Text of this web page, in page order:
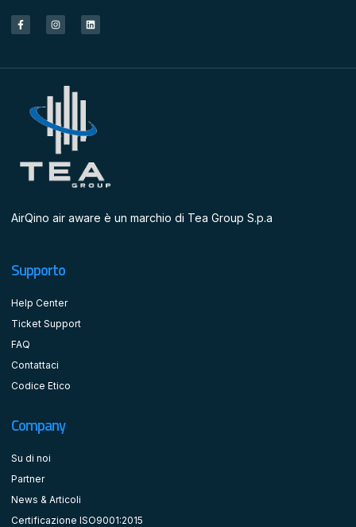
AirQino air aware è un marchio di Tea Group S.p.a
Supporto
Help Center
Ticket Support
FAQ
Contattaci
Codice Etico
Company
Su di noi
Partner
News & Articoli
Certificazione ISO9001:2015